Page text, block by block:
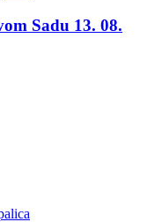
Sadu 13. 08.